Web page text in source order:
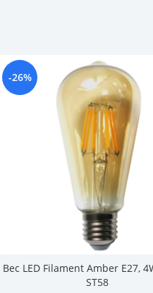
-26%
Bec LED Filament Amber E27,
ST58